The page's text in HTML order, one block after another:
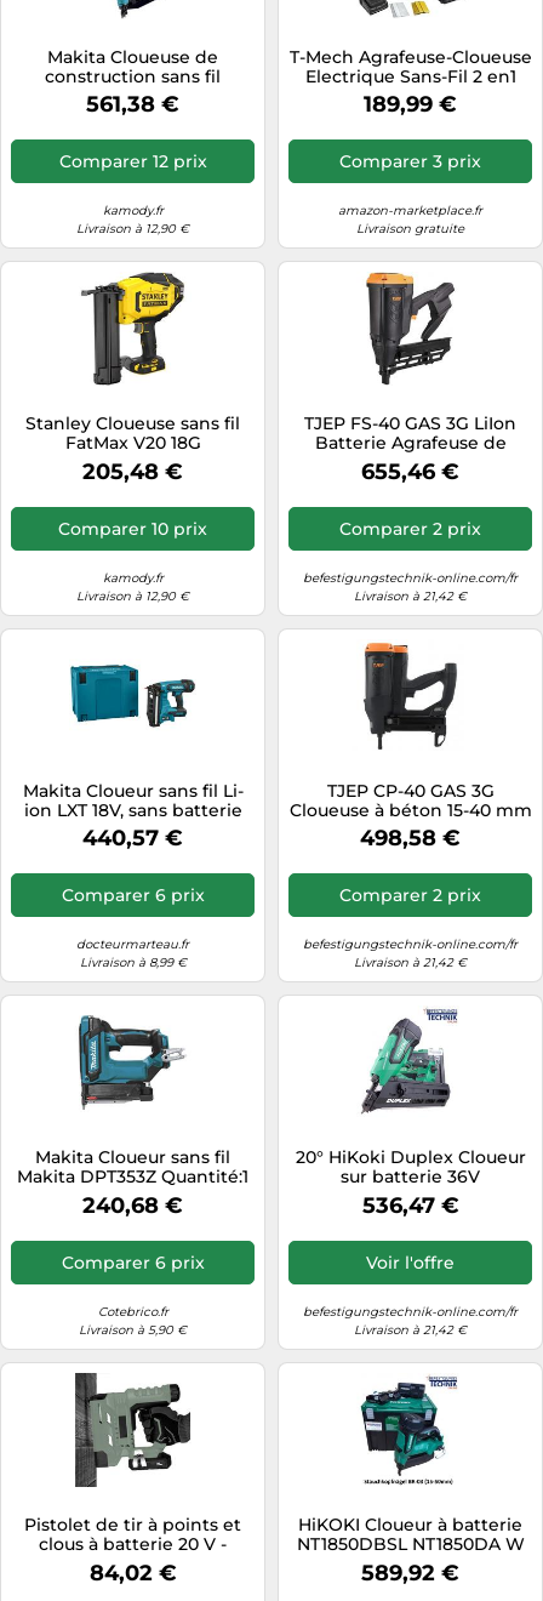
Makita Cloueuse de
construction sans fil
DBN901ZK 18V Li-ion 50-90
mm Clous à tête ronde
561,38 €
Comparer 12 prix
kamody.fr
Livraison à 12,90 €
T-Mech Agrafeuse-Cloueuse
Electrique Sans-Fil 2 en1
avec Batterie 18V Li-Ion
Supplémentaire, 300 clous
189,99 €
Comparer 3 prix
amazon-marketplace.fr
Livraison gratuite
Stanley Cloueuse sans fil
FatMax V20 18G
SFMCN618B – 18 V, sans
batterie ni chargeur
205,48 €
Comparer 10 prix
kamody.fr
Livraison à 12,90 €
TJEP FS-40 GAS 3G LiIon
Batterie Agrafeuse de
clôture pour agrafeuse de
clôture sauvage KL-89.2
655,46 €
Comparer 2 prix
befestigungstechnik-online.com/fr
Livraison à 21,42 €
Makita Cloueur sans fil Li-
ion LXT 18V, sans batterie
DBN601ZJ
440,57 €
Comparer 6 prix
docteurmarteau.fr
Livraison à 8,99 €
TJEP CP-40 GAS 3G
Cloueuse à béton 15-40 mm
498,58 €
Comparer 2 prix
befestigungstechnik-online.com/fr
Livraison à 21,42 €
Makita Cloueur sans fil
Makita DPT353Z Quantité:1
240,68 €
Comparer 6 prix
Cotebrico.fr
Livraison à 5,90 €
20° HiKoki Duplex Cloueur
sur batterie 36V
NR3675DDW6Z Basic 45-
75mm pour clous duplex
536,47 €
Voir l'offre
befestigungstechnik-online.com/fr
Livraison à 21,42 €
Pistolet de tir à points et
clous à batterie 20 V -
Cloueuse avec réglage de
la profondeur, parfaite pour
84,02 €
HiKOKI Cloueur à batterie
NT1850DBSL NT1850DA W
16-50mm 2x3,0Ah HSC pour
clous à tête refoulé
589,92 €